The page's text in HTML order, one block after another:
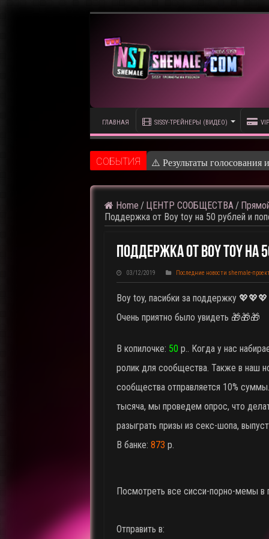
ГЛАВНАЯ SISSY-ТРЕЙНЕРЫ (ВИДЕО)
CОБЫТИЯ ⚠️ Результаты голосования
Home / ЦЕНТР СООБЩЕСТВА /
Поддержка от Boy toy на 50 рублей и
Поддержка От Boy Toy На
03/12/2019 Последние новости shemale-
Boy toy, пасибки за поддержку
Очень приятно было увидеть 🎁🎁🎁
В копилочке: 50 р.. Когда у нас
ролик для сообщества. Также в наш
сообщества отправляется 10%
тысяча, мы проведем опрос, что
разыграть призы из секс-шопа,
В банке: 873 р.
Посмотреть все сисси-порно-мемы в
Отправить в: